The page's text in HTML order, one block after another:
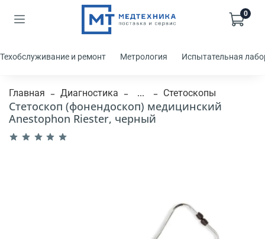
0
Техобслуживание и ремонт Метрология Испытательная
Главная Диагностика ... Стетоскопы
Стетоскоп (фонендоскоп) медицинский
Anestophon Riester, черный